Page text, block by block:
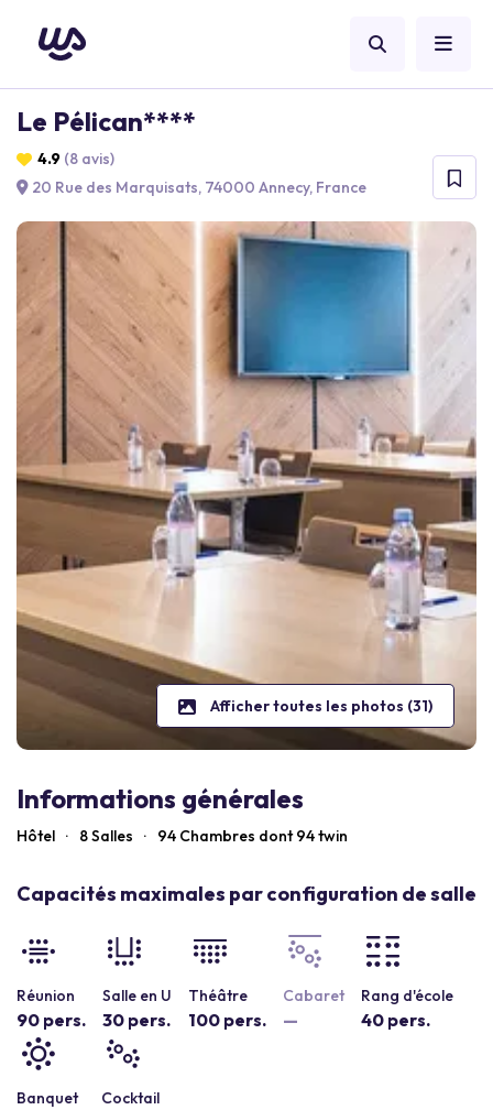
Le Pélican****
4.9 (8 avis)
20 Rue des Marquisats, 74000 Annecy, France
Afficher toutes les photos (31)
Informations générales
Hôtel · 8 Salles · 94 Chambres dont 94 twin
Capacités maximales par configuration de salle
Réunion
90 pers.
Salle en U
30 pers.
Théâtre
100 pers.
Cabaret
—
Rang d'école
40 pers.
Banquet Cocktail